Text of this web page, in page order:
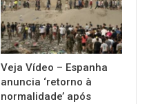
Veja Vídeo – Espanha
anuncia ‘retorno à
normalidade’ após